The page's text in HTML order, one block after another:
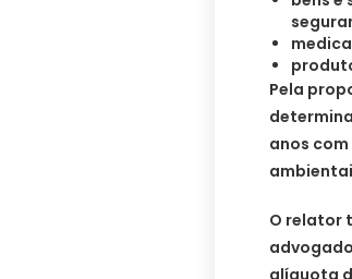
Pela
anos
O relator